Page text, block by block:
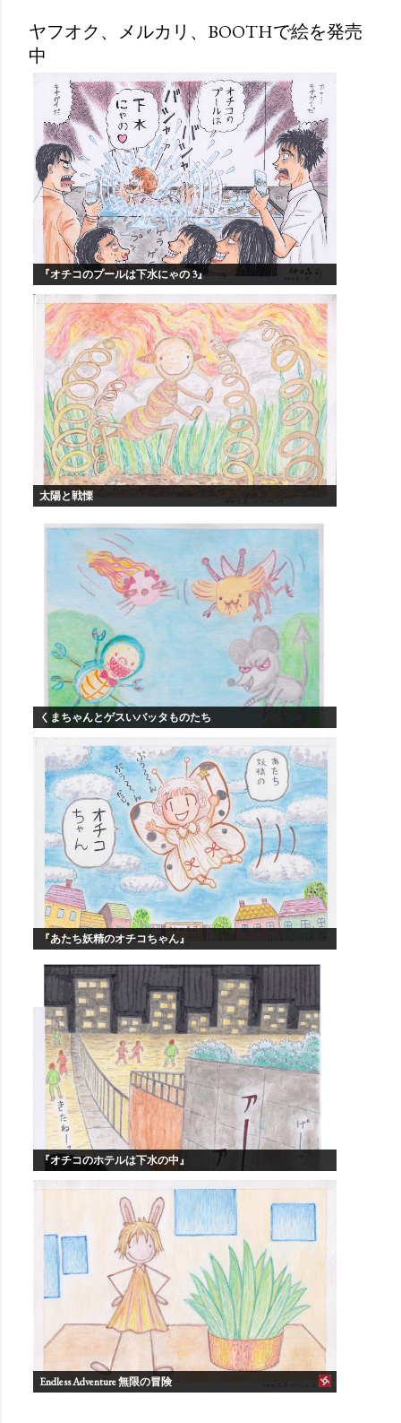
ヤフオク、メルカリ、BOOTHで絵を発売
中
『オチコのプールは下水にゃの 3』
太陽と戦慄
くまちゃんとゲスいバッタものたち
『あたち妖精のオチコちゃん』
『オチコのホテルは下水の中』
Endless Adventure 無限の冒険